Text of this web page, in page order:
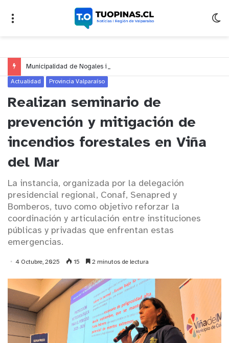
Actualidad Provincia Valparaíso
Realizan seminario de
prevención y mitigación de
incendios forestales en Viña
del Mar
La instancia, organizada por la delegación
presidencial regional, Conaf, Senapred y
Bomberos, tuvo como objetivo reforzar la
coordinación y articulación entre instituciones
públicas y privadas que enfrentan estas
emergencias.
4 Octubre, 2025 15 2 minutos de lectura